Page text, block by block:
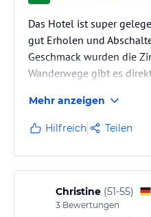
Das Hotel ist super
gut Erholen und
Geschmack wurden die
Wanderwege gibt es
das eines Sterne Kochs,
Abwechslungsreich und
Preis Leistung ist wirklich
Mehr anzeigen
Hilfreich Teilen
Christine (51-55)
3 Bewertungen